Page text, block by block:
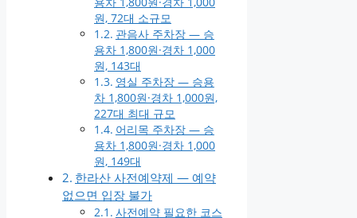
원, 72대 소규모
관음사 주차장 — 승
용차 1,800원·경차 1,000
원, 143대
영실 주차장 — 승용
차 1,800원·경차 1,000원,
227대 최대 규모
어리목 주차장 — 승
용차 1,800원·경차 1,000
원, 149대
한라산 사전예약제 — 예약
없으면 입장 불가
사전예약 필요한 코스